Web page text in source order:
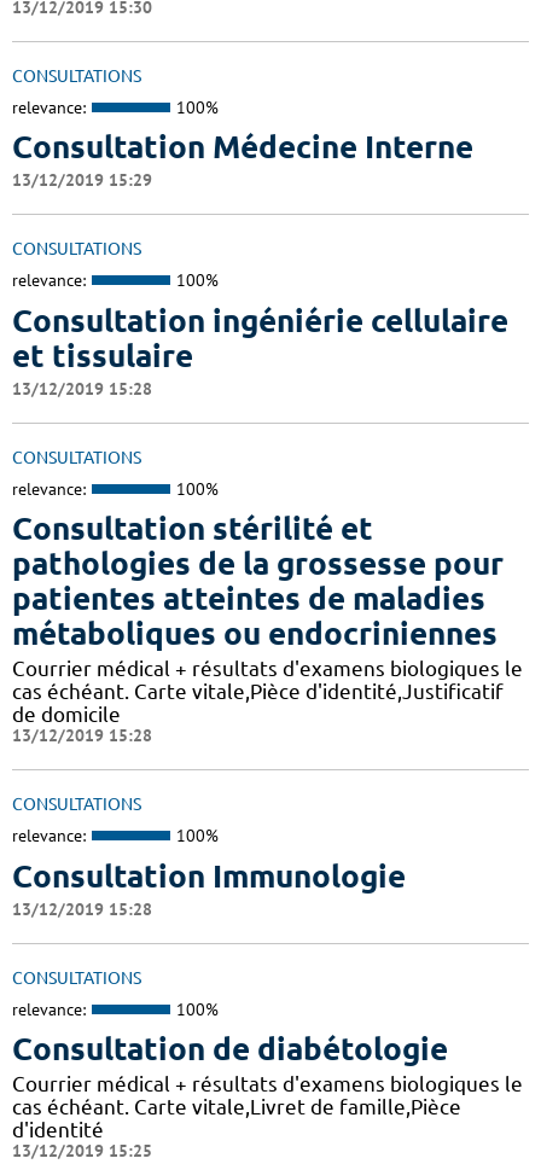
13/12/2019 15:30
CONSULTATIONS
relevance: 100%
Consultation Médecine Interne
13/12/2019 15:29
CONSULTATIONS
relevance: 100%
Consultation ingéniérie cellulaire
et tissulaire
13/12/2019 15:28
CONSULTATIONS
relevance: 100%
Consultation stérilité et
pathologies de la grossesse pour
patientes atteintes de maladies
métaboliques ou endocriniennes
Courrier médical + résultats d'examens biologiques le
cas échéant. Carte vitale,Pièce d'identité,Justificatif
de domicile
13/12/2019 15:28
CONSULTATIONS
relevance: 100%
Consultation Immunologie
13/12/2019 15:28
CONSULTATIONS
relevance: 100%
Consultation de diabétologie
Courrier médical + résultats d'examens biologiques le
cas échéant. Carte vitale,Livret de famille,Pièce
d'identité
13/12/2019 15:25